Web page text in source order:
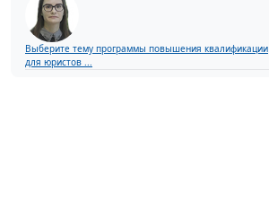
Выберите тему программы повышения квалификации
для юристов ...